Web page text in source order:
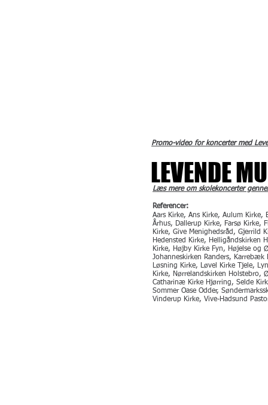
Promo-video for koncerter med
LEVENDE
LEVENDE
Læs mere om skolekoncerter
Referencer:
Aars Kirke, Ans Kirke, Aulum Kirke,
Århus, Dallerup Kirke, Farsø Kirke,
Kirke, Give Menighedsråd, Gjerrild
Hedensted Kirke, Helligåndskirken
Kirke, Højby Kirke Fyn, Højelse og
Johanneskirken Randers, Karrebæk
Løsning Kirke, Løvel Kirke Tjele,
Kirke, Nørrelandskirken Holstebro,
Catharinæ Kirke Hjørring, Selde
Sommer Oase Odder,
Vinderup Kirke, Vive-Hadsund